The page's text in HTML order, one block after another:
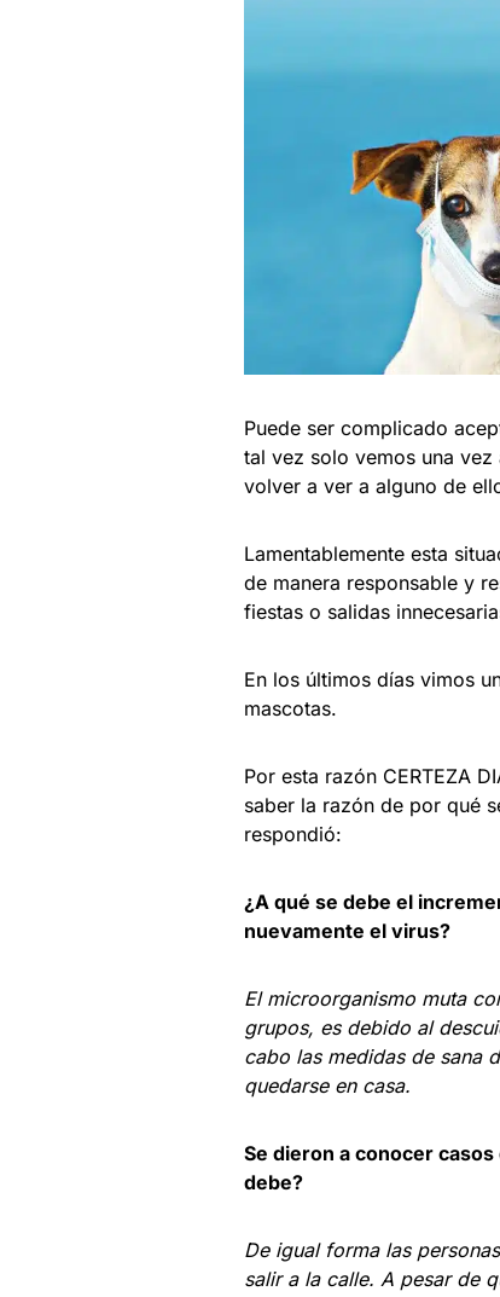
Puede ser complicado
tal vez solo vemos una
volver a ver a alguno de
Lamentablemente esta
de manera responsable y
fiestas o salidas
En los últimos días vimos
mascotas.
Por esta razón CERTEZA
saber la razón de por qué
respondió:
¿A qué se debe el
nuevamente el virus?
El microorganismo muta
grupos, es debido al
cabo las medidas de sana
quedarse en casa.
Se dieron a conocer
debe?
De igual forma las
salir a la calle. A pesar de